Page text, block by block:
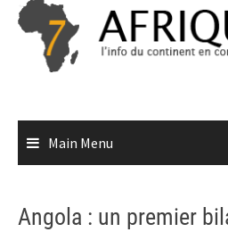
Skip
content
Main Menu
Angola : un premier